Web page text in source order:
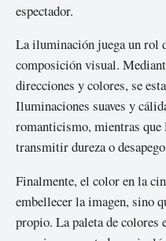
espectador.
La iluminación juega un rol
composición visual.
direcciones y colores, se
Iluminaciones suaves y
romanticismo, mientras que
transmitir dureza o
Finalmente, el color en la
embellecer la imagen, sino
propio. La paleta de colores